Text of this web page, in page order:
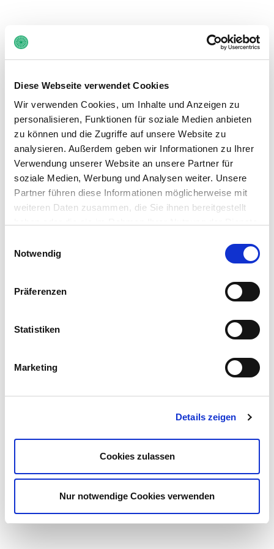
Diese Webseite verwendet Cookies
Wir verwenden Cookies, um Inhalte und Anzeigen zu
personalisieren, Funktionen für soziale Medien anbieten
zu können und die Zugriffe auf unsere Website zu
analysieren. Außerdem geben wir Informationen zu Ihrer
Verwendung unserer Website an unsere Partner für
soziale Medien, Werbung und Analysen weiter. Unsere
Partner führen diese Informationen möglicherweise mit
weiteren Daten zusammen, die Sie ihnen bereitgestellt
Cookies, wenn Sie unsere Webseite weiterhin nutzen.
Notwendig
Präferenzen
Statistiken
Marketing
Details zeigen
Cookies zulassen
Nur notwendige Cookies verwenden
Ein Fehler ist aufgetreten
Zurück zur Startseite